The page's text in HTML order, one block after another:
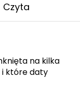
Czyta
na kilka
i które daty